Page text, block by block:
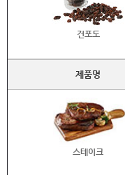
건포도
제품명
스테이크